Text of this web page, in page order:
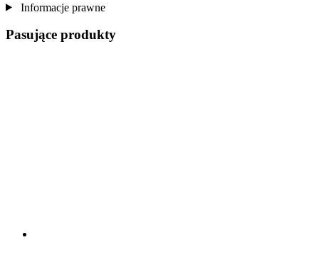
Informacje prawne
Pasujące produkty